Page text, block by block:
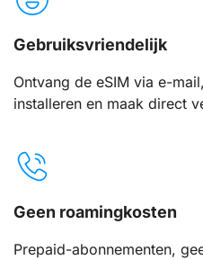
Gebruiksvriendelijk
Ontvang de eSIM via e-
installeren en maak direct
Geen roamingkosten
Prepaid-abonnementen,